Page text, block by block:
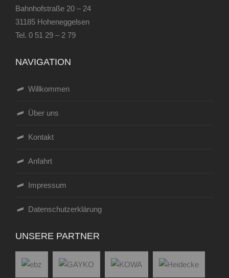
Bahnhofstraße 20 – 24
31185 Hoheneggelsen
Tel. 0 51 29 – 2 79
NAVIGATION
Willkommen
Über uns
Kontakt
Anfahrt
Impressum
Datenschutzerklärung
UNSERE PARTNER